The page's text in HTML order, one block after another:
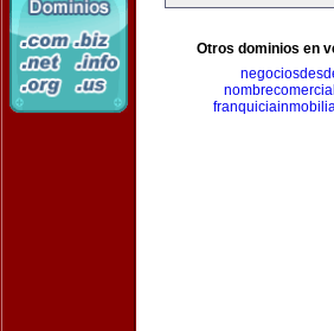
Otros dominios en